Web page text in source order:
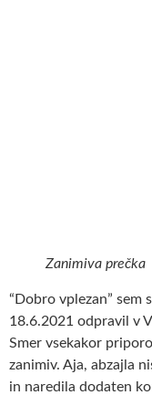
Zanimiva prečka
“Dobro vplezan” sem
18.6.2021 odpravil v
Smer vsekakor
zanimiv. Aja, abzajla
in naredila dodaten